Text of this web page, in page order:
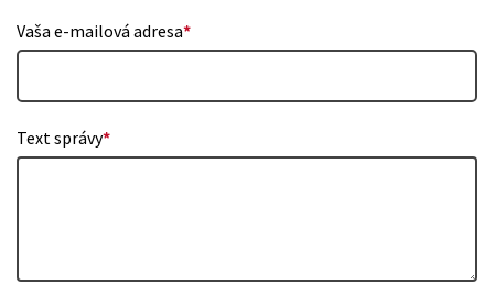
Vaša e-mailová adresa*
Text správy*